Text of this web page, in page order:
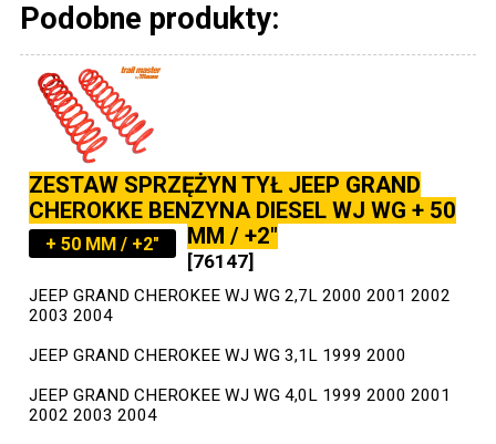
Podobne produkty:
ZESTAW SPRZĘŻYN TYŁ JEEP GRAND
CHEROKKE BENZYNA DIESEL WJ WG + 50
MM / +2"
+ 50 MM / +2"
[76147]
JEEP GRAND CHEROKEE WJ WG 2,7L 2000 2001 2002
2003 2004
JEEP GRAND CHEROKEE WJ WG 3,1L 1999 2000
JEEP GRAND CHEROKEE WJ WG 4,0L 1999 2000 2001
2002 2003 2004